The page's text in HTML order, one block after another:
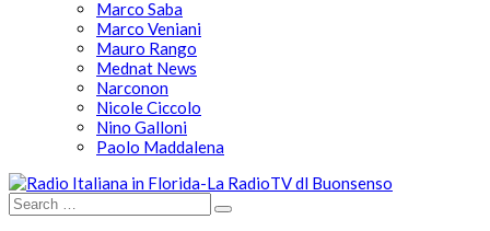
Marco Saba
Marco Veniani
Mauro Rango
Mednat News
Narconon
Nicole Ciccolo
Nino Galloni
Paolo Maddalena